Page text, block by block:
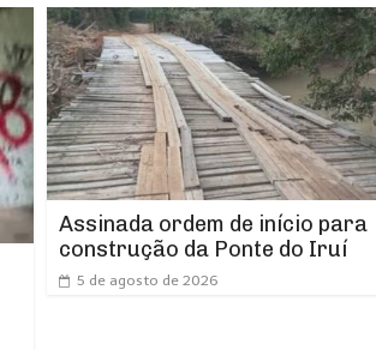
Assinada ordem de início para
construção da Ponte do Iruí
5 de agosto de 2026